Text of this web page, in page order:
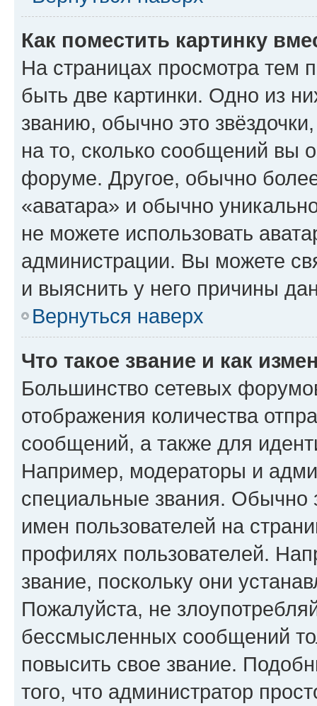
Как поместить картинку
На страницах просмотра тем
быть две картинки. Одно из
званию, обычно это
на то, сколько сообщений вы
форуме. Другое, обычно
«аватара» и обычно
не можете использовать
администрации. Вы можете
и выяснить у него причины
Вернуться наверх
Что такое звание и как
Большинство сетевых
отображения количества
сообщений, а также для
Например, модераторы и
специальные звания. Обычно
имен пользователей на
профилях пользователей.
звание, поскольку они
Пожалуйста, не
бессмысленных сообщений
повысить свое звание.
того, что администратор